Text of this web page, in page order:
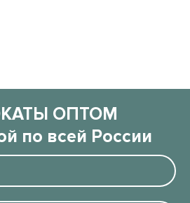
ОПТОМ
по всей России